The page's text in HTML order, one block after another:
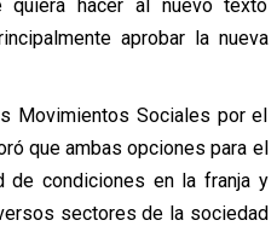
quiera hacer al nuevo texto
aprobar la nueva
Movimientos Sociales por el
que ambas opciones para el
de condiciones en la franja y
sectores de la sociedad